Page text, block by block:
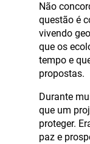
Não
questão é
vivendo
que os
tempo e
propostas.
Durante
que um
proteger.
paz e